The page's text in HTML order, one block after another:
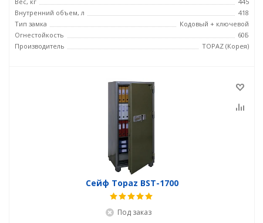
Внутренний объем, л
418
Тип замка
Кодовый + ключевой
Огнестойкость
60Б
Производитель
TOPAZ (Корея)
Сейф Topaz BST-1700
Под заказ